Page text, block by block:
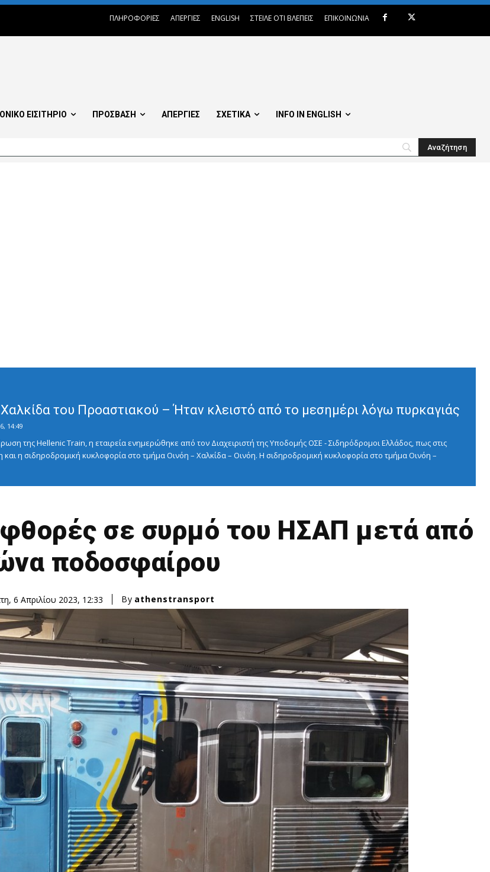
ΠΛΗΡΟΦΟΡΙΕΣ ΑΠΕΡΓΙΕΣ ENGLISH ΣΤΕΙΛΕ ΟΤΙ ΒΛΕΠΕΙΣ ΕΠΙΚΟΙΝΩΝΙΑ
ΕΙΣΙΤΗΡΙΟ ΠΡΟΣΒΑΣΗ ΑΠΕΡΓΙΕΣ ΣΧΕΤΙΚΑ INFO IN ENGLISH
του Προαστιακού – Ήταν κλειστό από το μεσημέρι λόγω πυρκαγιάς
14:49
της Hellenic Train, η εταιρεία ενημερώθηκε από τον Διαχειριστή της Υποδομής ΟΣΕ - Σιδηρόδρομοι Ελλάδος, πως στις
η σιδηροδρομική κυκλοφορία στο τμήμα Οινόη – Χαλκίδα – Οινόη. Η σιδηροδρομική κυκλοφορία στο τμήμα Οινόη –
σε συρμό του ΗΣΑΠ μετά από
ποδοσφαίρου
6 Απριλίου 2023, 12:33 By athenstransport